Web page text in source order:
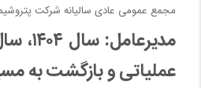
مجمع عمومی عادی سالیانه شرکت
عملیاتی و بازگشت به